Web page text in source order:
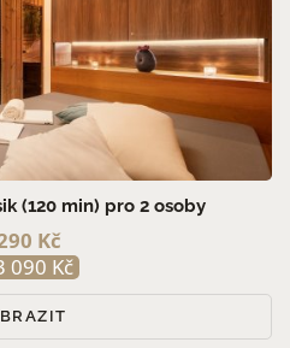
(120 min) pro 2 osoby
Kč
090 Kč